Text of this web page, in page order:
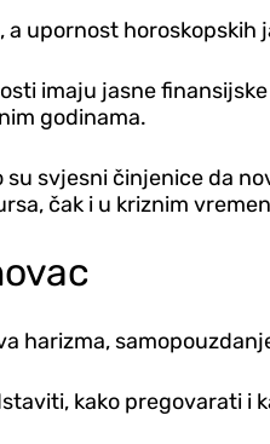
upornost
imaju jasne
godinama.
svjesni činjenice da
čak i u kriznim
harizma,
kako pregovarati